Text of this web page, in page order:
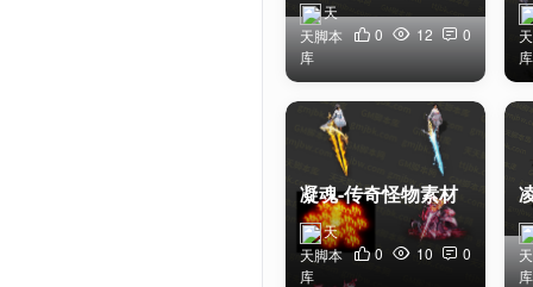
天
天脚本
库
0 12 0
库
凝魂-传奇怪物素材
天
天脚本
库
0 10 0
库